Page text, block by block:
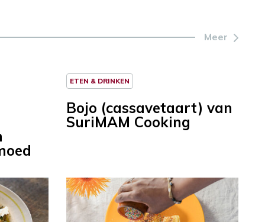
Meer
ETEN & DRINKEN
Bojo (cassavetaart) van
SuriMAM Cooking